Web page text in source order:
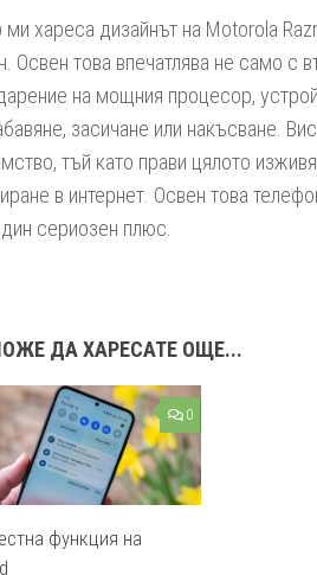
ми хареса дизайнът на Motorola
Освен това впечатлява не само с
на мощния процесор,
засичане или накъсване.
тъй като прави цялото
в интернет. Освен това
сериозен плюс.
ДА ХАРЕСАТЕ ОЩЕ...
0
функция на